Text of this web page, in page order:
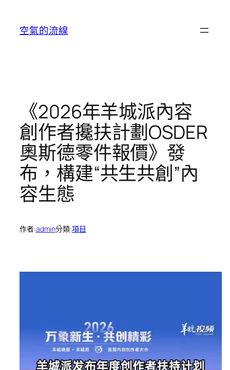
空氣的流線
《2026年羊城派內容
創作者攙扶計劃OSDER
奧斯德零件報價》發
布，構建“共生共創”內
容生態
作者:admin分類:項目